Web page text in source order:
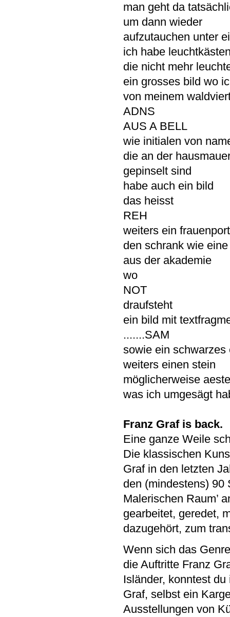
man geht da
um dann wieder
aufzutauchen unter
ich habe
die nicht mehr
ein grosses bild wo
von meinem
ADNS
AUS A BELL
wie initialen von
die an der
gepinselt sind
habe auch ein bild
das heisst
REH
weiters ein
den schrank wie
aus der akademie
wo
NOT
draufsteht
ein bild mit
.......SAM
sowie ein
weiters einen stein
möglicherweise
was ich umgesägt
Franz Graf is back.
Eine ganze Weile
Die klassischen
Graf in den letzten
den (mindestens) 90
Malerischen Raum’
gearbeitet, geredet,
dazugehört, zum
Wenn sich das
die Auftritte Franz
Isländer, konntest
Graf, selbst ein
Ausstellungen von